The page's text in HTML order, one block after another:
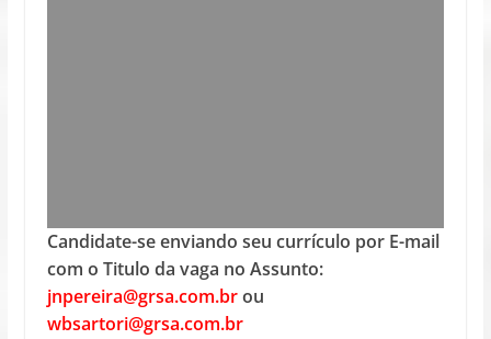
Candidate-se enviando seu currículo por E-mail
com o Titulo da vaga no Assunto:
jnpereira@grsa.com.brou
wbsartori@grsa.com.br